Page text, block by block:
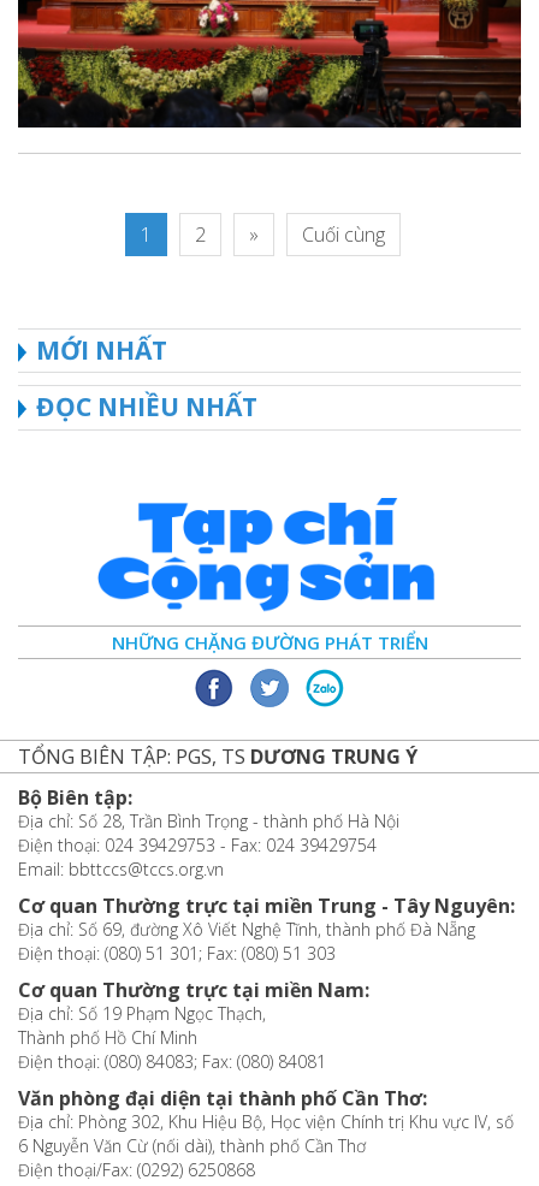
1 2 » Cuối cùng
MỚI NHẤT
ĐỌC NHIỀU NHẤT
NHỮNG CHẶNG ĐƯỜNG PHÁT TRIỂN
TỔNG BIÊN TẬP: PGS, TS DƯƠNG TRUNG Ý
Bộ Biên tập:
Địa chỉ: Số 28, Trần Bình Trọng - thành phố Hà Nội
Điện thoại: 024 39429753 - Fax: 024 39429754
Email: bbttccs@tccs.org.vn
Cơ quan Thường trực tại miền Trung - Tây Nguyên:
Địa chỉ: Số 69, đường Xô Viết Nghệ Tĩnh, thành phố Đà Nẵng
Điện thoại: (080) 51 301; Fax: (080) 51 303
Cơ quan Thường trực tại miền Nam:
Địa chỉ: Số 19 Phạm Ngọc Thạch,
Thành phố Hồ Chí Minh
Điện thoại: (080) 84083; Fax: (080) 84081
Văn phòng đại diện tại thành phố Cần Thơ:
Địa chỉ: Phòng 302, Khu Hiệu Bộ, Học viện Chính trị Khu vực IV, số
6 Nguyễn Văn Cừ (nối dài), thành phố Cần Thơ
Điện thoại/Fax: (0292) 6250868